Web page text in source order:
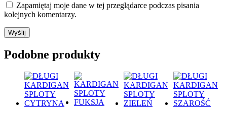
Zapamiętaj moje dane w tej przeglądarce podczas pisania
kolejnych komentarzy.
Podobne produkty